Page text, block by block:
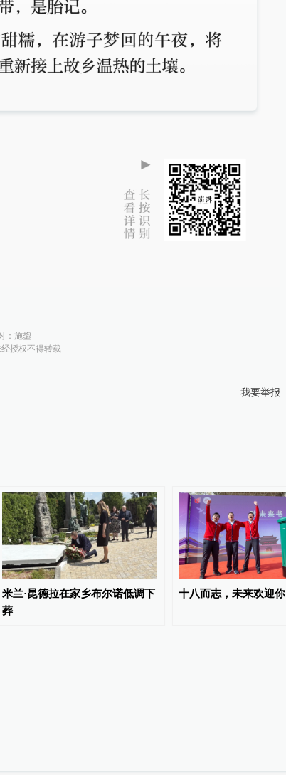
： 施鋆
授权不得转载
我要举报
米兰·昆德拉在家乡布尔诺低调下
葬
十八而志，未来欢迎你